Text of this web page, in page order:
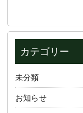
カテゴリー
未分類
お知らせ